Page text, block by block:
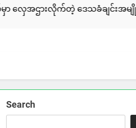
တဲ့ ဒေသခံချင်းအမျိုးသား ၄ ဦး
Search